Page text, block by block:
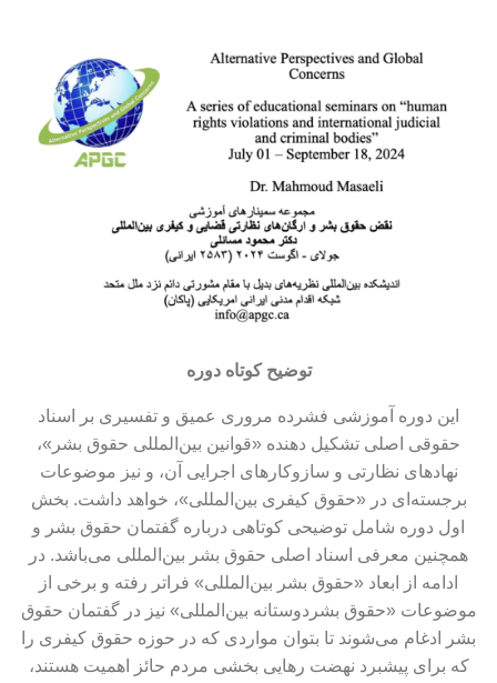
توضیح کوتاه دوره
این دوره آموزشی فشرده مروری عمیق و تفسیری بر اسناد
حقوقی اصلی تشکیل‌ دهنده «قوانین بین‌المللی حقوق بشر»،
نهادهای نظارتی و سازوکارهای اجرایی آن، و نیز موضوعات
برجسته‌ای در «حقوق کیفری بین‌المللی»‌، خواهد داشت. بخش
اول دوره شامل توضیحی کوتاهی درباره گفتمان حقوق بشر و
همچنین معرفی اسناد اصلی حقوق بشر بین‌المللی می‌باشد. در
ادامه از ابعاد «حقوق بشر بین‌المللی» فراتر رفته و برخی از
موضوعات «حقوق بشردوستانه بین‌المللی» نیز در گفتمان حقوق
بشر ادغام می‌شوند تا بتوان مواردی که در حوزه حقوق کیفری را
که برای پیشبرد نهضت رهایی بخشی مردم حائز اهمیت هستند،